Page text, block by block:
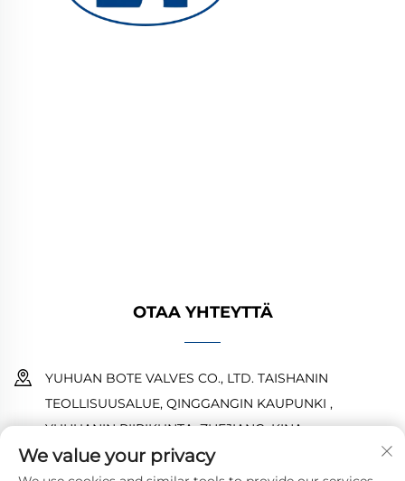
OTAA YHTEYTTÄ
YUHUAN BOTE VALVES CO., LTD. TAISHANIN
TEOLLISUUSALUE, QINGGANGIN KAUPUNKI ,
YUHUANIN PIIRIKUNTA ,ZHEJIANG ,KINA
18968473237
We value your privacy